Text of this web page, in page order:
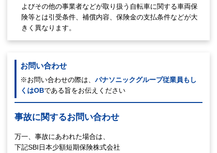
よびその他の事業者などが取り扱う自転車に関する車両保
険等とは引受条件、補償内容、保険金の支払条件などが大
きく異なります。
お問い合わせ
※お問い合わせの際は、 パナソニックグループ従業員もし
くはOBである旨をお伝えください
事故に関するお問い合わせ
万一、事故にあわれた場合は、
下記SBI日本少額短期保険株式会社